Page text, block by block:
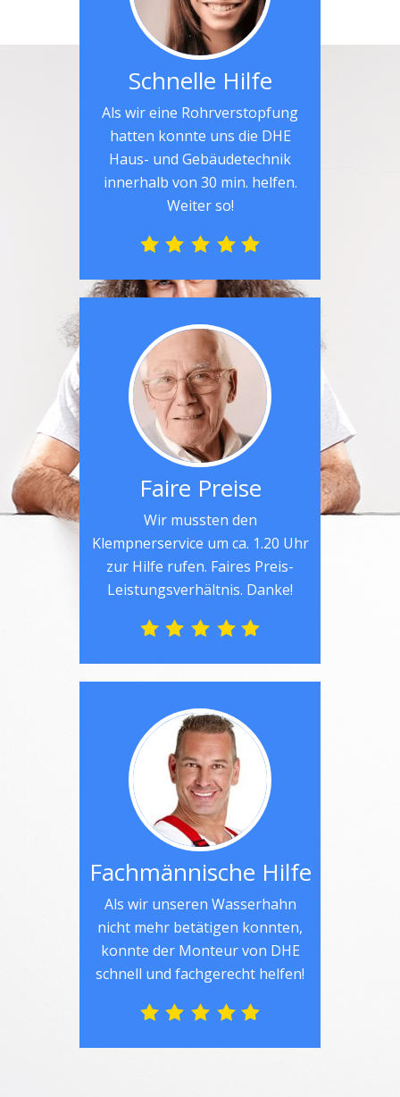
Schnelle Hilfe
Als wir eine Rohrverstopfung
hatten konnte uns die DHE
Haus- und Gebäudetechnik
innerhalb von 30 min. helfen.
Weiter so!
Faire Preise
Wir mussten den
Klempnerservice um ca. 1.20 Uhr
zur Hilfe rufen. Faires Preis-
Leistungsverhältnis. Danke!
Fachmännische Hilfe
Als wir unseren Wasserhahn
nicht mehr betätigen konnten,
konnte der Monteur von DHE
schnell und fachgerecht helfen!